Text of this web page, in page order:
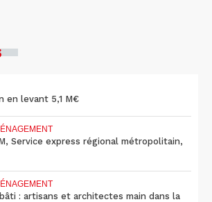
en levant 5,1 M€
Service express régional métropolitain,
: artisans et architectes main dans la